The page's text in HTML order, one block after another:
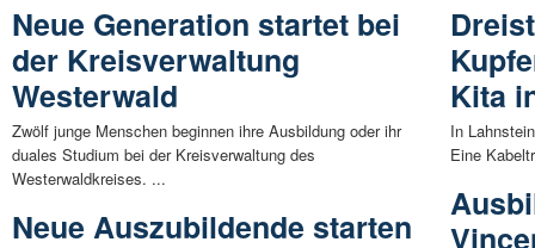
Neue Generation startet bei
der Kreisverwaltung
Westerwald
Zwölf junge Menschen beginnen ihre Ausbildung oder ihr
duales Studium bei der Kreisverwaltung des
Westerwaldkreises. ...
Neue Auszubildende starten
Kita
In
Eine